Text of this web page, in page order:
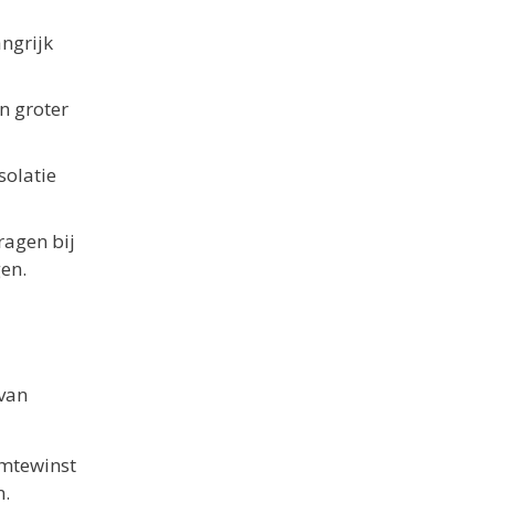
groter
bij